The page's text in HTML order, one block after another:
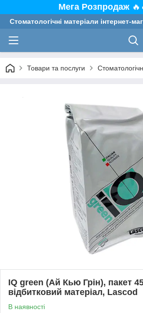
Мега Розпродаж
Стоматологічні матеріали інтернет-
Товари та послуги
IQ green (Ай Кью Грін), пакет
відбитковий матеріал, Lascod
В наявності